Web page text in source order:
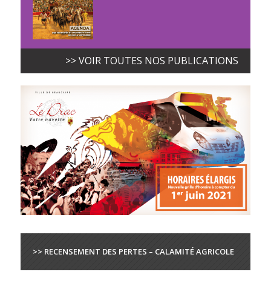
>> VOIR TOUTES NOS PUBLICATIONS
>> RECENSEMENT DES PERTES – CALAMITÉ AGRICOLE